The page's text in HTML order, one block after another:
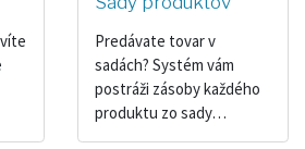
Predávate tovar v
sadách? Systém vám
postráži zásoby každého
produktu zo sady…